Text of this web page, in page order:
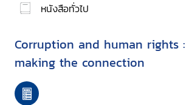
หนังสือทั่วไป
Corruption and human rights :
making the connection